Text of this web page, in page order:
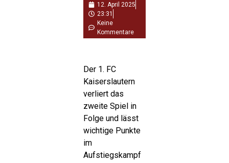
12. April 2025
23:31
Keine
Kommentare
Der 1. FC
Kaiserslautern
verliert das
zweite Spiel in
Folge und lässt
wichtige Punkte
im
Aufstiegskampf